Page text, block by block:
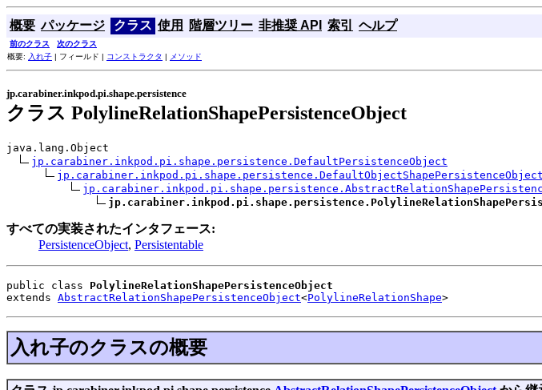
概要 パッケージ クラス 使用 階層ツリー 非推奨 API 索引 ヘルプ
前のクラス 次のクラス
概要: 入れ子 | フィールド | コンストラクタ | メソッド
jp.carabiner.inkpod.pi.shape.persistence
クラス PolylineRelationShapePersistenceObject
java.lang.Object
jp.carabiner.inkpod.pi.shape.persistence.DefaultPersistenceObject
jp.carabiner.inkpod.pi.shape.persistence.DefaultObjectShapePersistenceObject
すべての実装されたインタフェース:
PersistenceObject, Persistentable
public class PolylineRelationShapePersistenceObject
extends AbstractRelationShapePersistenceObject<PolylineRelationShape>
入れ子のクラスの概要